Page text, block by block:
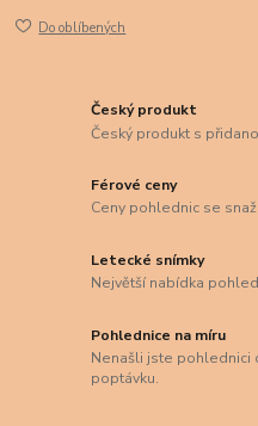
Do oblíbených
Český produkt
Český produkt s
Férové ceny
Ceny pohlednic se
Letecké snímky
Největší nabídka
Pohlednice na míru
Nenašli jste pohlednici
poptávku.